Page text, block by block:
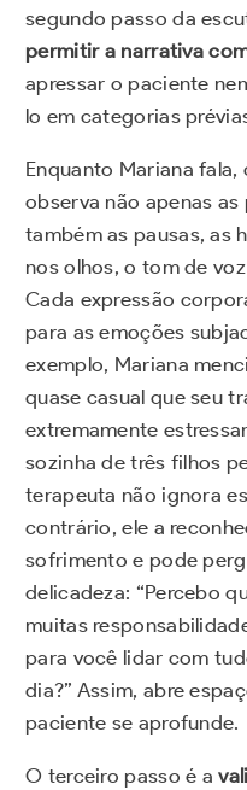
segundo passo da
permitir a narrativa
apressar o paciente
lo em categorias
Enquanto Mariana
observa não apenas as
também as pausas, as
nos olhos, o tom de
Cada expressão
para as emoções
exemplo, Mariana
quase casual que seu
extremamente
sozinha de três filhos
terapeuta não ignora
contrário, ele a
sofrimento e pode
delicadeza: “Percebo
muitas
para você lidar com
dia?” Assim, abre
paciente se aprofunde.
O terceiro passo é a